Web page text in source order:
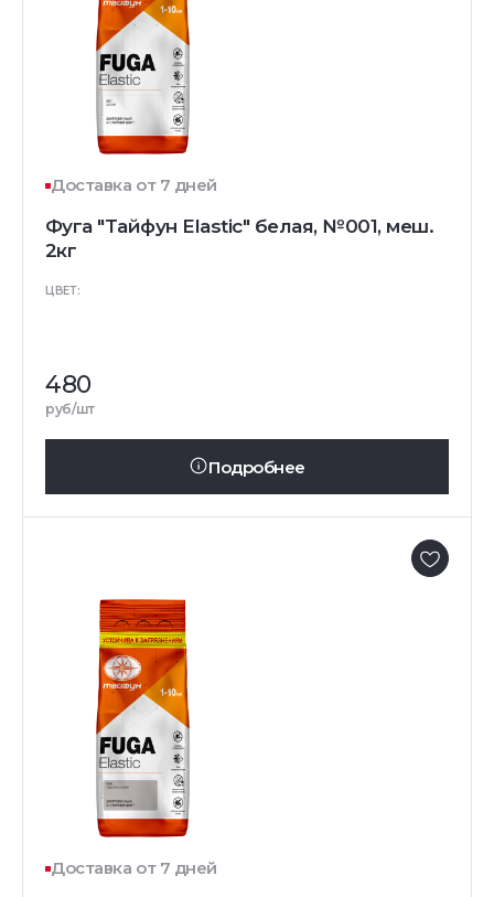
Доставка от 7 дней
Фуга "Тайфун Elastic" белая, №001, меш.
2кг
ЦВЕТ:
480
руб/шт
Подробнее
Доставка от 7 дней